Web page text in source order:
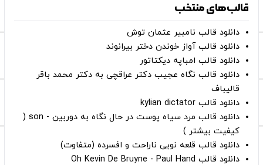
قالب‌های منتخب
دانلود قالب نامبیر عثمان ‌توش
دانلود قالب آواز خوندن دختر بیرانوند
دانلود قالب امباپه دیکتاتور
دانلود قالب نگاه عجیب دکتر عراقچی به دکتر محمد باقر
قالیباف
دانلود قالب kylian dictator
دانلود قالب مرد سیاه پوست در حال نگاه به دوربین - son (
کیفیت بیشتر )
دانلود قالب قلعه نویی ناراحت و افسرده (متفاوت)
دانلود قالب Oh Kevin De Bruyne - Paul Hand